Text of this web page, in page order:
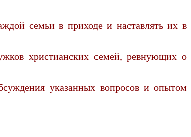
семьи в приходе и наставлять их в
христианских семей, ревнующих о
указанных вопросов и опытом